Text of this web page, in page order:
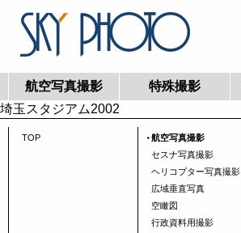
航空写真撮影 特殊撮影
埼玉スタジアム2002
TOP
航空写真撮影
セスナ写真撮影
ヘリコプター写真撮影
広域垂直写真
空瞰図
行政資料用撮影